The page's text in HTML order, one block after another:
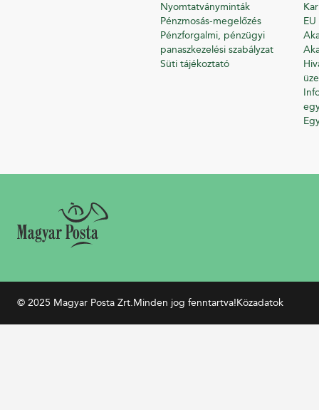
Nyomtatványminták
Pénzmosás-megelőzés
Pénzforgalmi, pénzügyi
panaszkezelési szabályzat
Süti tájékoztató
© 2025 Magyar Posta Zrt.Minden jog fenntartva!Közadatok